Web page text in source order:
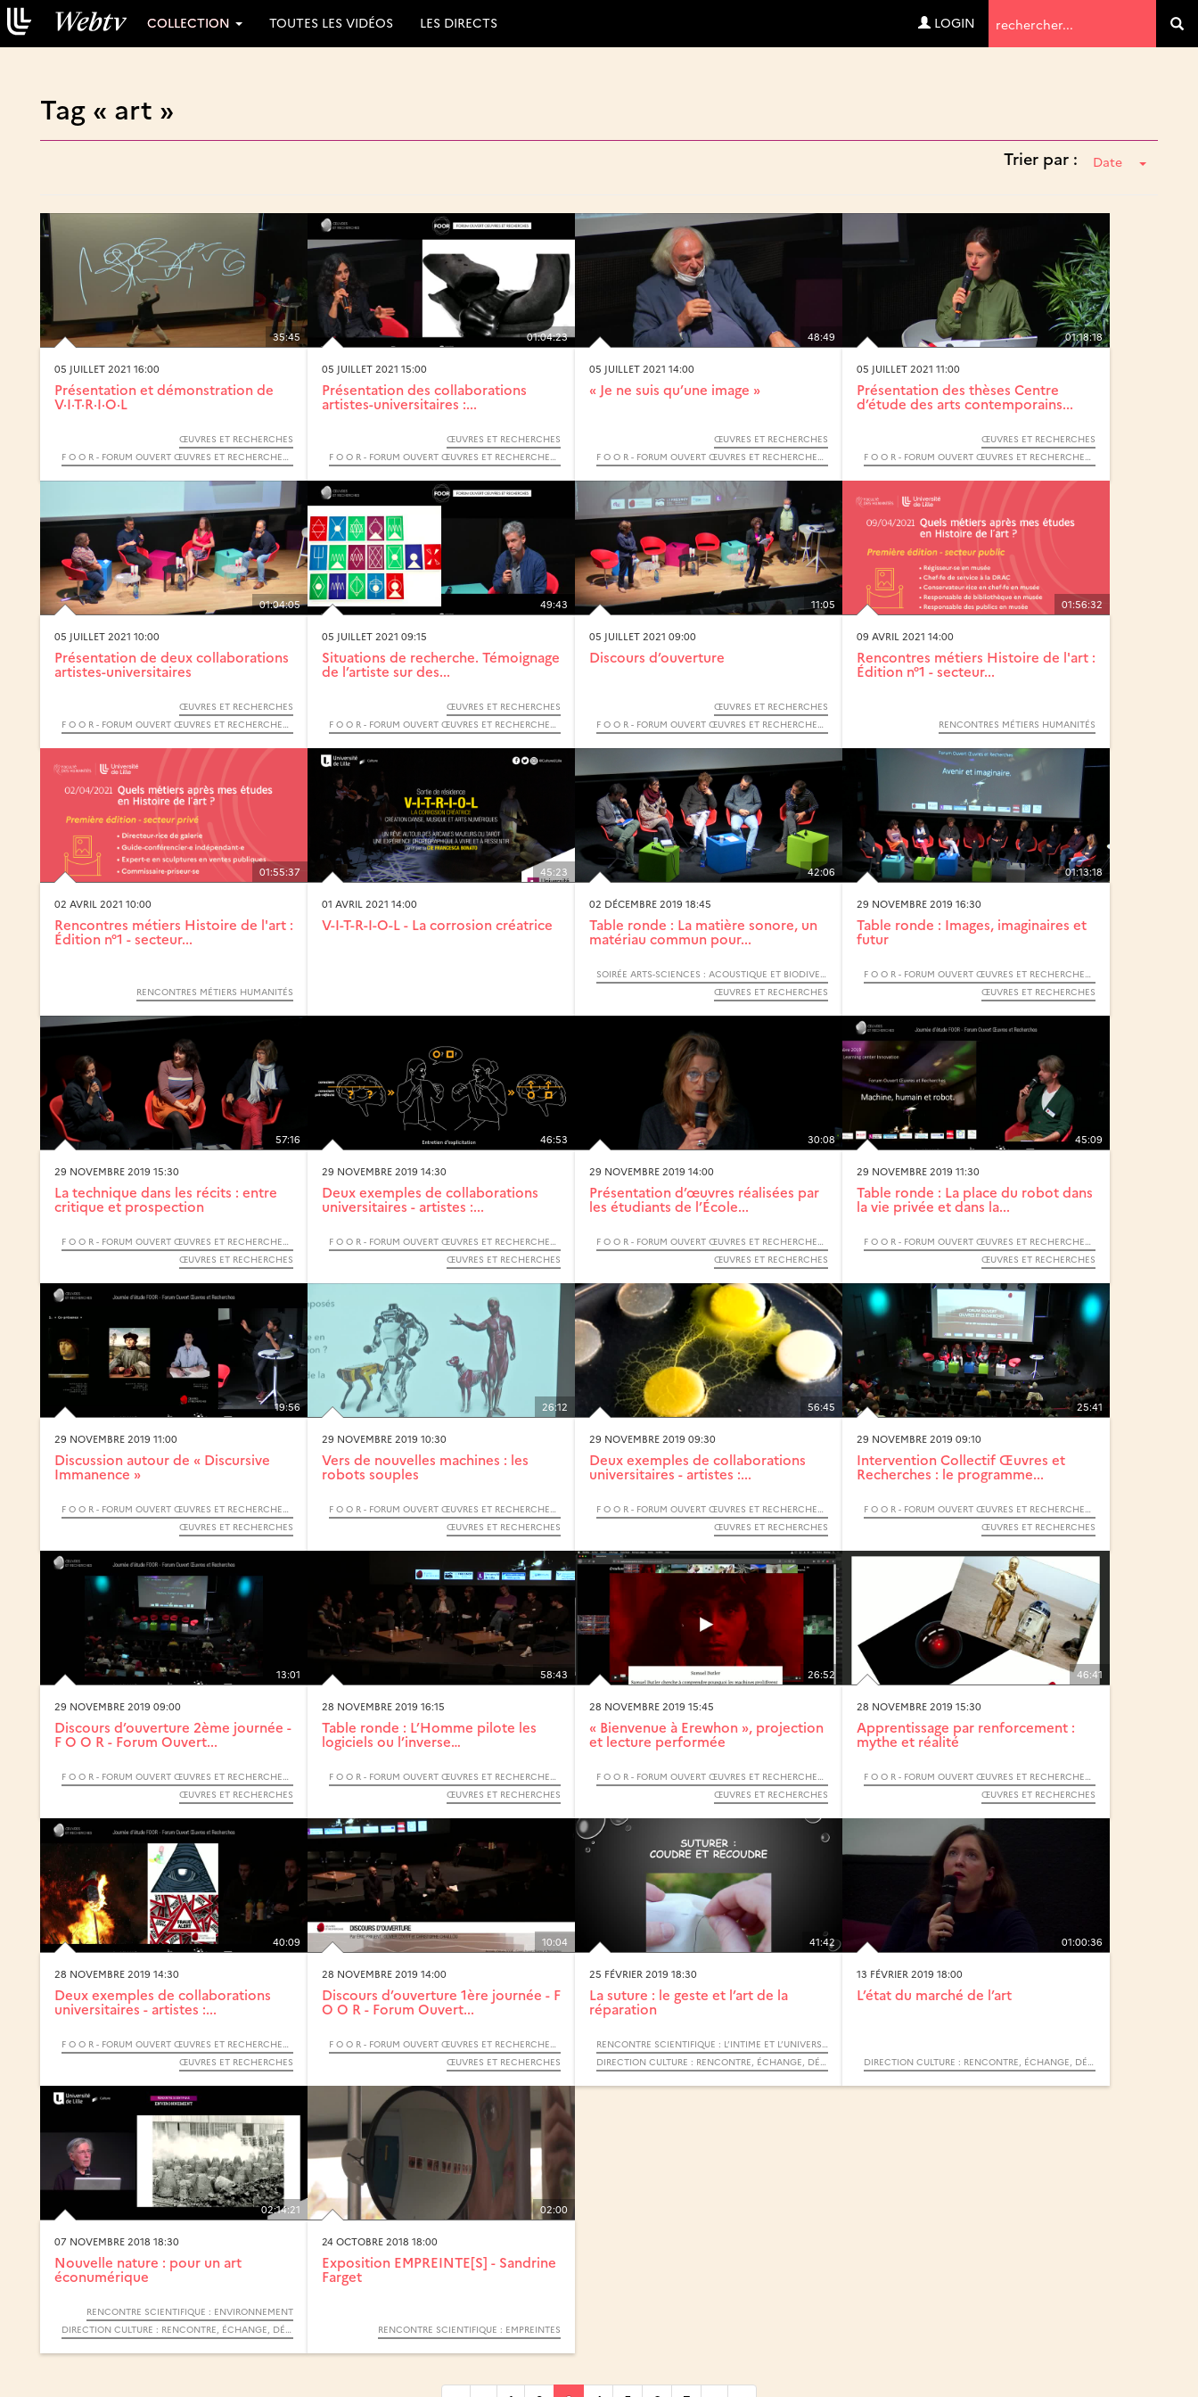
de
recherche
COLLECTION TOUTES LES VIDÉOS LES DIRECTS LOGIN
Tag « art »
Trier par : Date
35:45
05 JUILLET 2021 16:00
Présentation et démonstration de
V·I·T·R·I·O·L
ŒUVRES ET RECHERCHES
F O O R - FORUM OUVERT ŒUVRES ET RECHERCHES - 2021
01:04:23
05 JUILLET 2021 15:00
Présentation des collaborations
artistes-universitaires :...
ŒUVRES ET RECHERCHES
F O O R - FORUM OUVERT ŒUVRES ET RECHERCHES - 2021
48:49
05 JUILLET 2021 14:00
« Je ne suis qu’une image »
ŒUVRES ET RECHERCHES
F O O R - FORUM OUVERT ŒUVRES ET RECHERCHES - 2021
01:18:18
05 JUILLET 2021 11:00
Présentation des thèses Centre
d’étude des arts contemporains...
ŒUVRES ET RECHERCHES
F O O R - FORUM OUVERT ŒUVRES ET RECHERCHES - 2021
01:04:05
05 JUILLET 2021 10:00
Présentation de deux collaborations
artistes-universitaires
ŒUVRES ET RECHERCHES
F O O R - FORUM OUVERT ŒUVRES ET RECHERCHES - 2021
49:43
05 JUILLET 2021 09:15
Situations de recherche. Témoignage
de l’artiste sur des...
ŒUVRES ET RECHERCHES
F O O R - FORUM OUVERT ŒUVRES ET RECHERCHES - 2021
11:05
05 JUILLET 2021 09:00
Discours d’ouverture
ŒUVRES ET RECHERCHES
F O O R - FORUM OUVERT ŒUVRES ET RECHERCHES - 2021
01:56:32
09 AVRIL 2021 14:00
Rencontres métiers Histoire de l'art :
Édition n°1 - secteur...
RENCONTRES MÉTIERS HUMANITÉS
01:55:37
02 AVRIL 2021 10:00
Rencontres métiers Histoire de l'art :
Édition n°1 - secteur...
RENCONTRES MÉTIERS HUMANITÉS
45:23
01 AVRIL 2021 14:00
V-I-T-R-I-O-L - La corrosion créatrice
42:06
02 DÉCEMBRE 2019 18:45
Table ronde : La matière sonore, un
matériau commun pour...
SOIRÉE ARTS-SCIENCES : ACOUSTIQUE ET BIODIVERSITÉ
ŒUVRES ET RECHERCHES
01:13:18
29 NOVEMBRE 2019 16:30
Table ronde : Images, imaginaires et
futur
F O O R - FORUM OUVERT ŒUVRES ET RECHERCHES - 2019
ŒUVRES ET RECHERCHES
57:16
29 NOVEMBRE 2019 15:30
La technique dans les récits : entre
critique et prospection
F O O R - FORUM OUVERT ŒUVRES ET RECHERCHES - 2019
ŒUVRES ET RECHERCHES
46:53
29 NOVEMBRE 2019 14:30
Deux exemples de collaborations
universitaires - artistes :...
F O O R - FORUM OUVERT ŒUVRES ET RECHERCHES - 2019
ŒUVRES ET RECHERCHES
30:08
29 NOVEMBRE 2019 14:00
Présentation d’œuvres réalisées par
les étudiants de l’École...
F O O R - FORUM OUVERT ŒUVRES ET RECHERCHES - 2019
ŒUVRES ET RECHERCHES
45:09
29 NOVEMBRE 2019 11:30
Table ronde : La place du robot dans
la vie privée et dans la...
F O O R - FORUM OUVERT ŒUVRES ET RECHERCHES - 2019
ŒUVRES ET RECHERCHES
19:56
29 NOVEMBRE 2019 11:00
Discussion autour de « Discursive
Immanence »
F O O R - FORUM OUVERT ŒUVRES ET RECHERCHES - 2019
ŒUVRES ET RECHERCHES
26:12
29 NOVEMBRE 2019 10:30
Vers de nouvelles machines : les
robots souples
F O O R - FORUM OUVERT ŒUVRES ET RECHERCHES - 2019
ŒUVRES ET RECHERCHES
56:45
29 NOVEMBRE 2019 09:30
Deux exemples de collaborations
universitaires - artistes :...
F O O R - FORUM OUVERT ŒUVRES ET RECHERCHES - 2019
ŒUVRES ET RECHERCHES
25:41
29 NOVEMBRE 2019 09:10
Intervention Collectif Œuvres et
Recherches : le programme...
F O O R - FORUM OUVERT ŒUVRES ET RECHERCHES - 2019
ŒUVRES ET RECHERCHES
13:01
29 NOVEMBRE 2019 09:00
Discours d’ouverture 2ème journée -
F O O R - Forum Ouvert...
F O O R - FORUM OUVERT ŒUVRES ET RECHERCHES - 2019
ŒUVRES ET RECHERCHES
58:43
28 NOVEMBRE 2019 16:15
Table ronde : L’Homme pilote les
logiciels ou l’inverse…
F O O R - FORUM OUVERT ŒUVRES ET RECHERCHES - 2019
ŒUVRES ET RECHERCHES
26:52
28 NOVEMBRE 2019 15:45
« Bienvenue à Erewhon », projection
et lecture performée
F O O R - FORUM OUVERT ŒUVRES ET RECHERCHES - 2019
ŒUVRES ET RECHERCHES
46:41
28 NOVEMBRE 2019 15:30
Apprentissage par renforcement :
mythe et réalité
F O O R - FORUM OUVERT ŒUVRES ET RECHERCHES - 2019
ŒUVRES ET RECHERCHES
40:09
28 NOVEMBRE 2019 14:30
Deux exemples de collaborations
universitaires - artistes :...
F O O R - FORUM OUVERT ŒUVRES ET RECHERCHES - 2019
ŒUVRES ET RECHERCHES
10:04
28 NOVEMBRE 2019 14:00
Discours d’ouverture 1ère journée - F
O O R - Forum Ouvert...
F O O R - FORUM OUVERT ŒUVRES ET RECHERCHES - 2019
ŒUVRES ET RECHERCHES
41:42
25 FÉVRIER 2019 18:30
La suture : le geste et l’art de la
réparation
RENCONTRE SCIENTIFIQUE : L’INTIME ET L’UNIVERSEL
DIRECTION CULTURE : RENCONTRE, ÉCHANGE, DÉBAT
01:00:36
13 FÉVRIER 2019 18:00
L’état du marché de l’art
DIRECTION CULTURE : RENCONTRE, ÉCHANGE, DÉBAT
02:14:21
07 NOVEMBRE 2018 18:30
Nouvelle nature : pour un art
éconumérique
RENCONTRE SCIENTIFIQUE : ENVIRONNEMENT
DIRECTION CULTURE : RENCONTRE, ÉCHANGE, DÉBAT
02:00
24 OCTOBRE 2018 18:00
Exposition EMPREINTE[S] - Sandrine
Farget
RENCONTRE SCIENTIFIQUE : EMPREINTES